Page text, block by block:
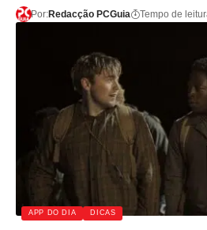
Por:Redacção PCGuia Tempo de
APP DO DIA DICAS